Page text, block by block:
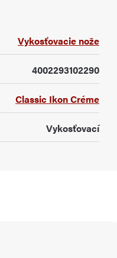
Vykosťovacie nože
4002293102290
Classic Ikon Créme
Vykosťovací